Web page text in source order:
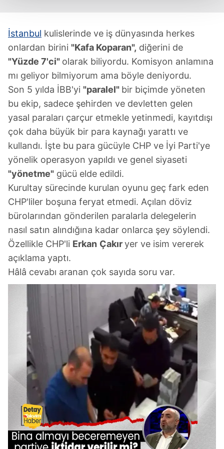
Her halükârda, kullanıcılar, bu çerezlere izin vermedikleri
gösterilmeyecektir."
Sizlere daha iyi bir hizmet sunabilmek için İnternet
Sitemizde kendimize ve üçüncü kişilere ait çerezler
kullanılmaktadır. Bu çerezler vasıtasıyla çeşitli kişisel
verileriniz işlenmekte olup gerekli olan çerezler bilgi
toplumu hizmetlerinin sunulması amacıyla
kullanılmaktadır. Diğer çerezler, sitemizin daha işlevsel
kılınması ve kişiselleştirilmesi ve sizlere yönelik
reklam/pazarlama faaliyetlerinin yapılması, amaçlarıyla
sınırlı olarak açık rızanız dahilinde kullanılacaktır.
Çerezlere ilişkin tercihlerinizi aşağıda yer alan panel
vasıtasıyla belirleyebilirsiniz. Çerezlere ilişkin detaylı bilgi
için Ayarlar butonuna tıklayabilir,Çerez Bilgilendirme
Metnimiziziyaret edebilirsiniz.
6698 sayılı Kişisel Verilerin Korunması Kanunu uyarınca
hazırlanmış Aydınlatma Metnimizi okumak ve sitemizde
ilgili mevzuata uygun olarak kullanılan çerezlerle ilgili bilgi
almak için lütfentıklayınız.
İstanbul kulislerinde ve iş dünyasında herkes
onlardan birini "Kafa Koparan", diğerini de
"Yüzde 7'ci" olarak biliyordu. Komisyon anlamına
mı geliyor bilmiyorum ama böyle deniyordu.
Son 5 yılda İBB'yi "paralel" bir biçimde yöneten
bu ekip, sadece şehirden ve devletten gelen
yasal paraları çarçur etmekle yetinmedi, kayıtdışı
çok daha büyük bir para kaynağı yarattı ve
kullandı. İşte bu para gücüyle CHP ve İyi Parti'ye
yönelik operasyon yapıldı ve genel siyaseti
"yönetme" gücü elde edildi.
Kurultay sürecinde kurulan oyunu geç fark eden
CHP'liler boşuna feryat etmedi. Açılan döviz
bürolarından gönderilen paralarla delegelerin
nasıl satın alındığına kadar onlarca şey söylendi.
Özellikle CHP'li Erkan Çakıryer ve isim vererek
açıklama yaptı.
Hâlâ cevabı aranan çok sayıda soru var.